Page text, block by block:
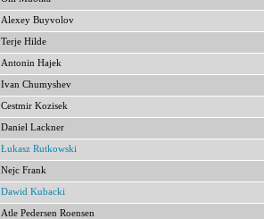
Alexey Buyvolov
Terje Hilde
Antonin Hajek
Ivan Chumyshev
Cestmir Kozisek
Daniel Lackner
Łukasz Rutkowski
Nejc Frank
Dawid Kubacki
Atle Pedersen Roensen